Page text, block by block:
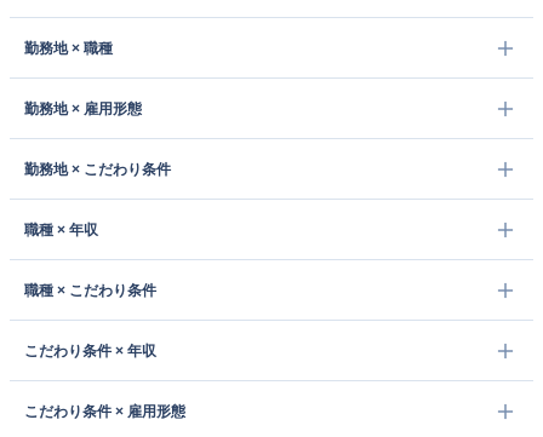
勤務地 × 職種
勤務地 × 雇用形態
勤務地 × こだわり条件
職種 × 年収
職種 × こだわり条件
こだわり条件 × 年収
こだわり条件 × 雇用形態